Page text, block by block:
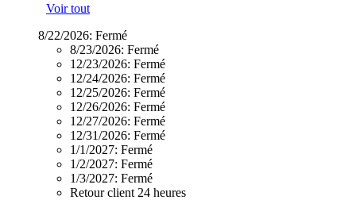
Voir tout
8/22/2026: Fermé
8/23/2026: Fermé
12/23/2026: Fermé
12/24/2026: Fermé
12/25/2026: Fermé
12/26/2026: Fermé
12/27/2026: Fermé
12/31/2026: Fermé
1/1/2027: Fermé
1/2/2027: Fermé
1/3/2027: Fermé
Retour client 24 heures